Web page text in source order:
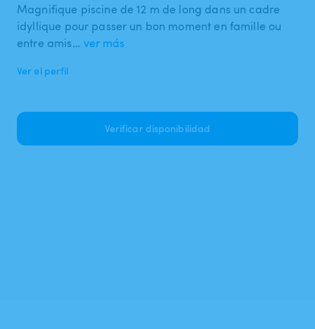
Magnifique piscine de 12 m de long dans un cadre
idyllique pour passer un bon moment en famille ou
entre amis… ver más
Ver el perfil
Verificar disponibilidad